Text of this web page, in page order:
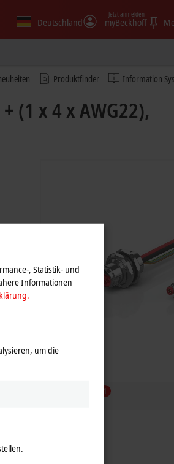
Deutschland myBeckhoff
Jetzt anmelden
Produktfinder Information
(1 x 4 x AWG22),
1
, Statistik- und
Informationen
um die